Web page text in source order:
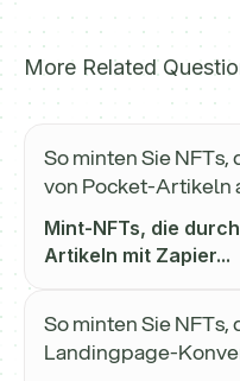
More Related
So minten Sie
von Pocket-Artikeln
Mint-NFTs, die
Artikeln mit Zapier...
So minten Sie
Landingpage-